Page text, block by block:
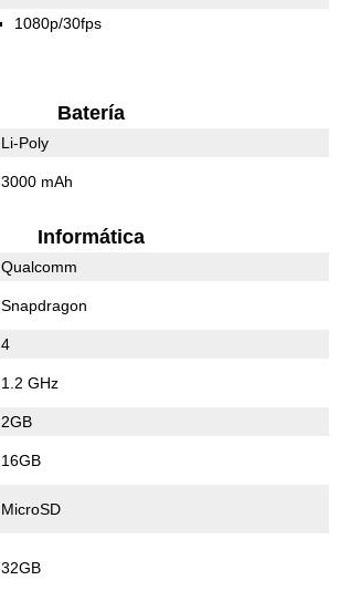
1080p/30fps
Batería
Li-Poly
3000 mAh
Informática
Qualcomm
Snapdragon
4
1.2 GHz
2GB
16GB
MicroSD
32GB